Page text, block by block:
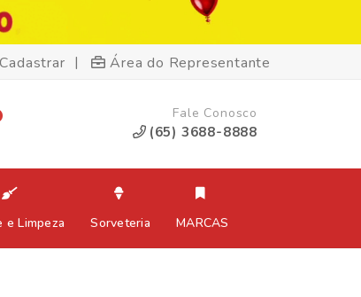
| Área do Representante
Fale Conosco
(65) 3688-8888
e Limpeza Sorveteria MARCAS